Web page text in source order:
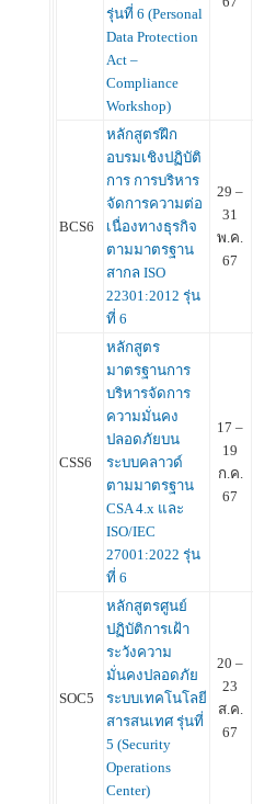
รุ่นที่ 6 (Personal
Data Protection
Act –
Compliance
Workshop)
BCS6
หลักสูตรฝึก
อบรมเชิงปฏิบัติ
การ การบริหาร
จัดการความต่อ
เนื่องทางธุรกิจ
ตามมาตรฐาน
สากล ISO
22301:2012 รุ่น
ที่ 6
29 –
31
พ.ค.
67
CSS6
หลักสูตร
มาตรฐานการ
บริหารจัดการ
ความมั่นคง
ปลอดภัยบน
ระบบคลาวด์
ตามมาตรฐาน
CSA 4.x และ
ISO/IEC
27001:2022 รุ่น
ที่ 6
17 –
19
ก.ค.
67
SOC5
หลักสูตรศูนย์
ปฏิบัติการเฝ้า
ระวังความ
มั่นคงปลอดภัย
ระบบเทคโนโลยี
สารสนเทศ รุ่นที่
5 (Security
Operations
Center)
20 –
23
ส.ค.
67